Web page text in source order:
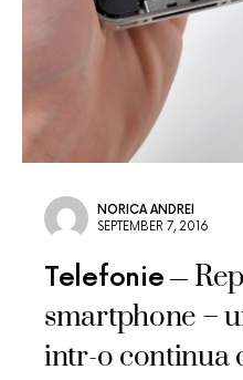
NORICA ANDREI
SEPTEMBER 7, 2016
Telefonie
smartphone –
intr-o continua